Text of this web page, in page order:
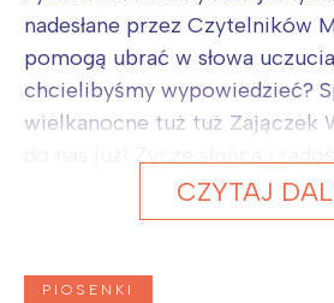
nadesłane przez Czytelników
pomogą ubrać w słowa
chcielibyśmy wypowiedzieć?
wielkanocne tuż tuż Zajączek
CZYTAJ
PIOSENKI